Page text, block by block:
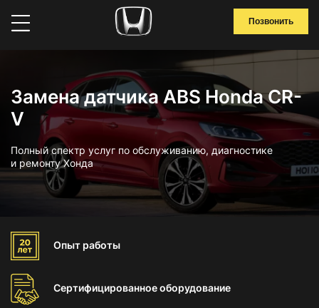
Позвонить
Замена датчика ABS Honda CR-
V
Полный спектр услуг по обслуживанию, диагностике
и ремонту Хонда
Опыт работы
Сертифицированноеоборудование